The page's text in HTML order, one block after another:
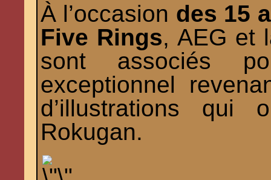
À l’occasion des 15
Five Rings, AEG et
sont associés
exceptionnel
d’illustrations qui
Rokugan.